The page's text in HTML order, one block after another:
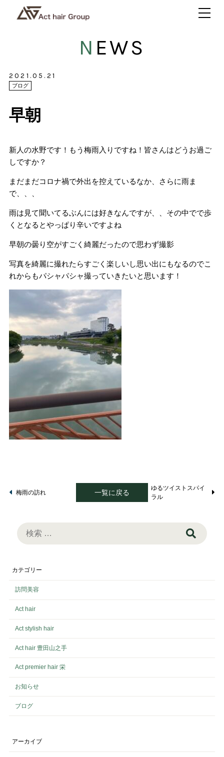
NEWS
2021.05.21
ブログ
早朝
新人の水野です！もう梅雨入りですね！皆さんはどうお過ご
しですか？
まだまだコロナ禍で外出を控えているなか、さらに雨ま
で、、、
雨は見て聞いてるぶんには好きなんですが、、その中でで歩
くとなるとやっぱり辛いですよね
早朝の曇り空がすごく綺麗だったので思わず撮影
写真を綺麗に撮れたらすごく楽しいし思い出にもなるのでこ
れからもパシャパシャ撮っていきたいと思います！
梅雨の訪れ 一覧に戻る
ゆるツイストスパイ
ラル
検
索:
カテゴリー
訪問美容
Act hair
Act stylish hair
Act hair 豊田山之手
Act premier hair 栄
お知らせ
ブログ
アーカイブ